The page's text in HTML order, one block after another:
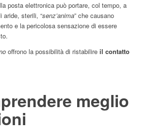
posta elettronica può portare, col tempo, a
aride, sterili, “senz’anima” che causano
e la pericolosa sensazione di essere
offrono la possibilità di ristabilire il contatto
meglio